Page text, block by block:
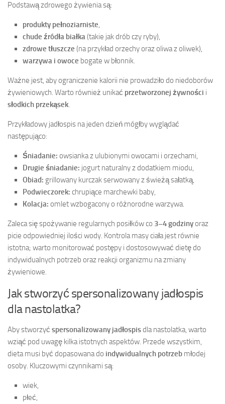
Podstawą zdrowego żywienia są:
produkty pełnoziarniste
chude źródła białka (takie jak drób czy ryby),
zdrowe tłuszcze (na przykład orzechy oraz oliwa z oliwek),
warzywa i owoce bogate w błonnik.
Ważne jest, aby ograniczenie kalorii nie prowadziło do niedoborów
żywieniowych. Warto również unikać przetworzonej żywności i
słodkich przekąsek
Przykładowy jadłospis na jeden dzień mógłby wyglądać
następująco:
Śniadanie: owsianka z ulubionymi owocami i orzechami,
Drugie śniadanie: jogurt naturalny z dodatkiem miodu,
Obiad: grillowany kurczak serwowany z świeżą sałatką,
Podwieczorek: chrupiące marchewki baby,
Kolacja: omlet wzbogacony o różnorodne warzywa.
Zaleca się spożywanie regularnych posiłków co 3–4 godzinyoraz
picie odpowiedniej ilości wody. Kontrola masy ciała jest równie
istotna; warto monitorować postępy i dostosowywać dietę do
indywidualnych potrzeb oraz reakcji organizmu na zmiany
żywieniowe.
Jak stworzyć spersonalizowany jadłospis
dla nastolatka?
Aby stworzyć spersonalizowany jadłospisdla nastolatka, warto
wziąć pod uwagę kilka istotnych aspektów. Przede wszystkim,
dieta musi być dopasowana do indywidualnych potrzeb młodej
osoby. Kluczowymi czynnikami są:
wiek,
płeć,